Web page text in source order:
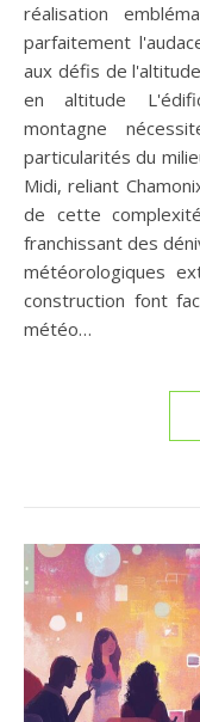
réalisation
parfaitement
aux défis de
en altitude
montagne
particularités du
Midi, reliant
de cette
franchissant des
météorologiques
construction font
météo…